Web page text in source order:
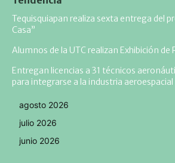
Tequisquiapan realiza sexta entrega del
Casa”
Alumnos de la UTC realizan Exhibición de
Entregan licencias a 31 técnicos
para integrarse a la industria aeroespacial
agosto 2026
julio 2026
junio 2026